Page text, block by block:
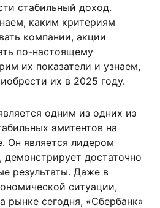
стабильный доход.
каким критериям
компании, акции
по-настоящему
их показатели и узнаем,
их в 2025 году.
одним из одних из
эмитентов на
Он является лидером
демонстрирует достаточно
результаты. Даже в
ситуации,
рынке сегодня, «Сбербанк»